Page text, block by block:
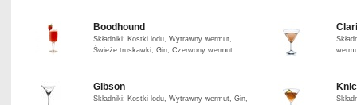
Boodhound
Składniki: Kostki lodu, Wytrawny wermut,
Świeże truskawki, Gin, Czerwony wermut
Gibson
Składniki: Kostki lodu, Wytrawny wermut, Gin,